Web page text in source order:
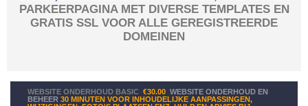
PARKEERPAGINA MET DIVERSE TEMPLATES EN
GRATIS SSL VOOR ALLE GEREGISTREERDE
DOMEINEN
WEBSITE ONDERHOUD BASIC €30.00 WEBSITE ONDERHOUD EN
BEHEER 30 MINUTEN VOOR INHOUDELIJKE AANPASSINGEN,